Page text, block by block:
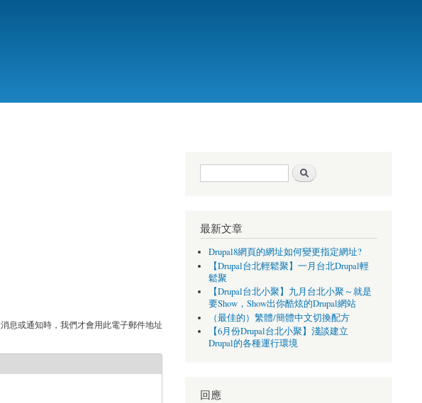
息或通知時，我們才會用此電子郵件地址
搜尋表單
最新文章
Drupal8網頁的網址如何變更指定網址?
【Drupal台北輕鬆聚】一月台北Drupal輕
鬆聚
【Drupal台北小聚】九月台北小聚～就是
要Show，Show出你酷炫的Drupal網站
（最佳的）繁體/簡體中文切換配方
【6月份Drupal台北小聚】淺談建立
Drupal的各種運行環境
回應